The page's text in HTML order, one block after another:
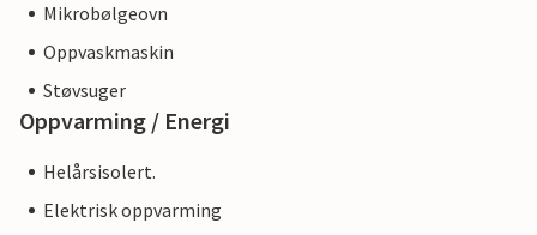
Mikrobølgeovn
Oppvaskmaskin
Støvsuger
Oppvarming / Energi
Helårsisolert.
Elektrisk oppvarming